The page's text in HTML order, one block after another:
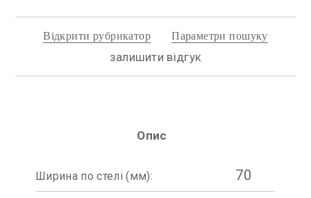
залишити відгук
Відкрити рубрикатор Параметри пошуку
Опис
Ширина по стелі (мм): 70